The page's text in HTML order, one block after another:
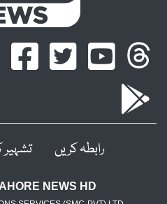
رابطہ کریں تشہیر
NEWS HD